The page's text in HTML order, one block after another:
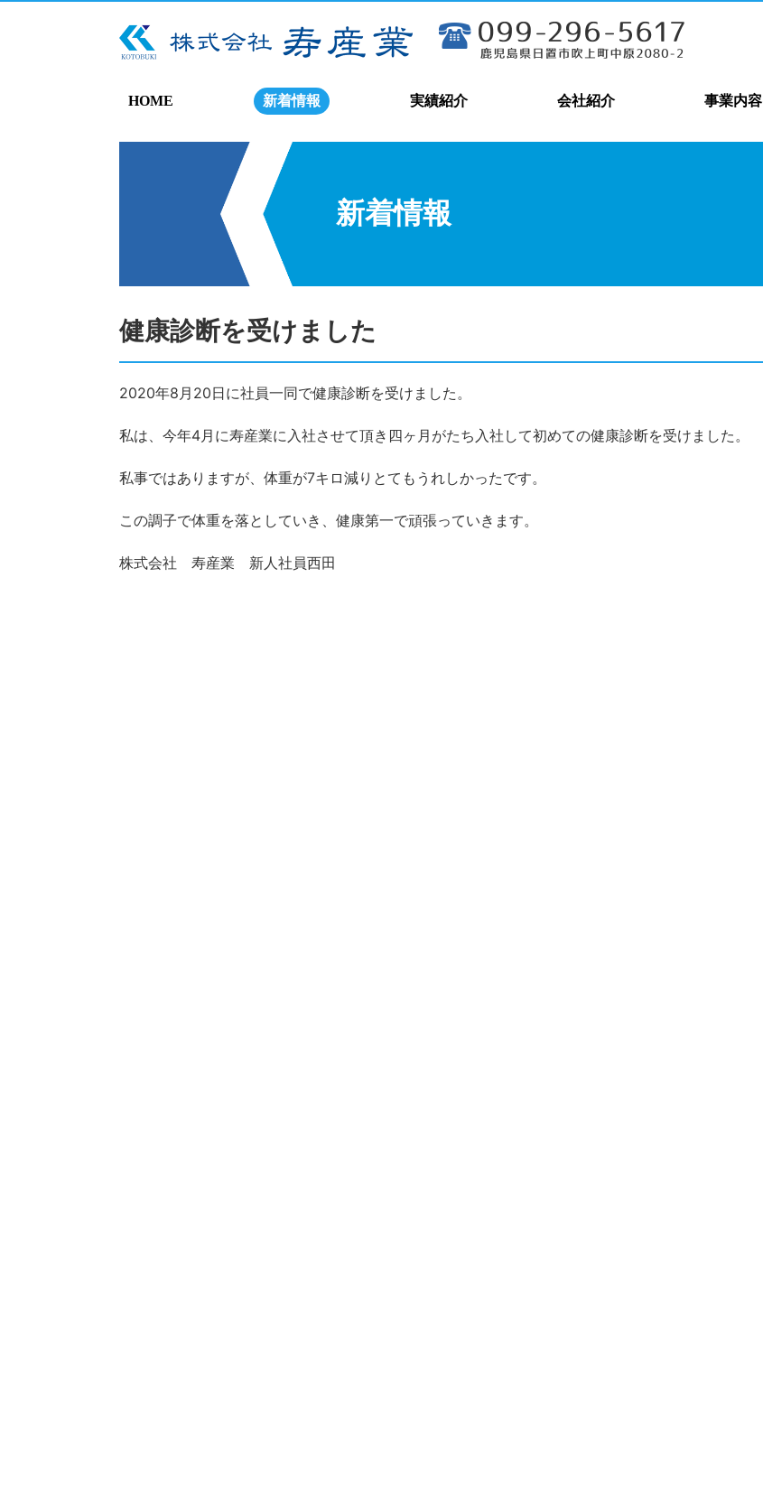
HOME 新着情報 実績紹介 会社紹介 事業内容
新着情報
健康診断を受けました
2020年8月20日に社員一同で健康診断を受けました。
私は、今年4月に寿産業に入社させて頂き四ヶ月がたち入社して初めての健康診断を受けました。
私事ではありますが、体重が7キロ減りとてもうれしかったです。
この調子で体重を落としていき、健康第一で頑張っていきます。
株式会社 寿産業 新人社員西田